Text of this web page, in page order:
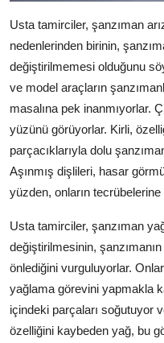
Usta tamirciler, şanzıman
nedenlerinden birinin,
değiştirilmemesi olduğunu
ve model araçların
masalına pek inanmıyorlar.
yüzünü görüyorlar. Kirli,
parçacıklarıyla dolu
Aşınmış dişlileri, hasar
yüzden, onların
Usta tamirciler, şanzıman
değiştirilmesinin, şanzımanın
önlediğini vurguluyorlar.
yağlama görevini yapmakla
içindeki parçaları soğutuyor
özelliğini kaybeden yağ, bu